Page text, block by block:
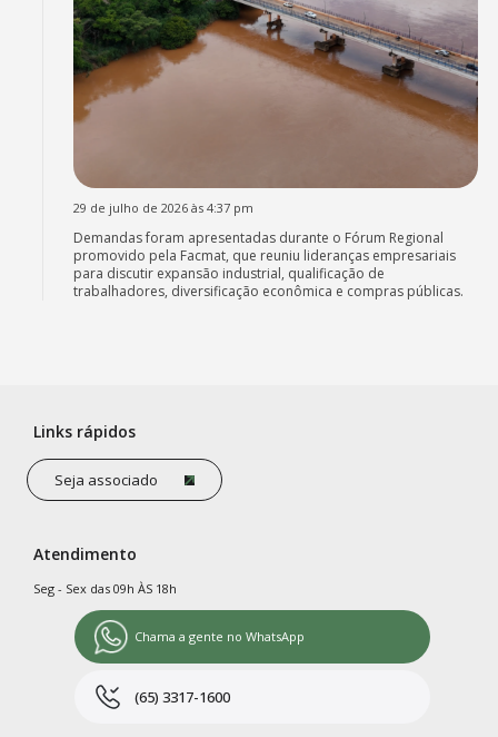
29 de julho de 2026 às 4:37 pm
Demandas foram apresentadas durante o Fórum Regional
promovido pela Facmat, que reuniu lideranças empresariais
para discutir expansão industrial, qualificação de
trabalhadores, diversificação econômica e compras públicas.
Links rápidos
Seja associado
Atendimento
Seg - Sex das 09h ÀS 18h
Chama a gente no WhatsApp
(65) 3317-1600